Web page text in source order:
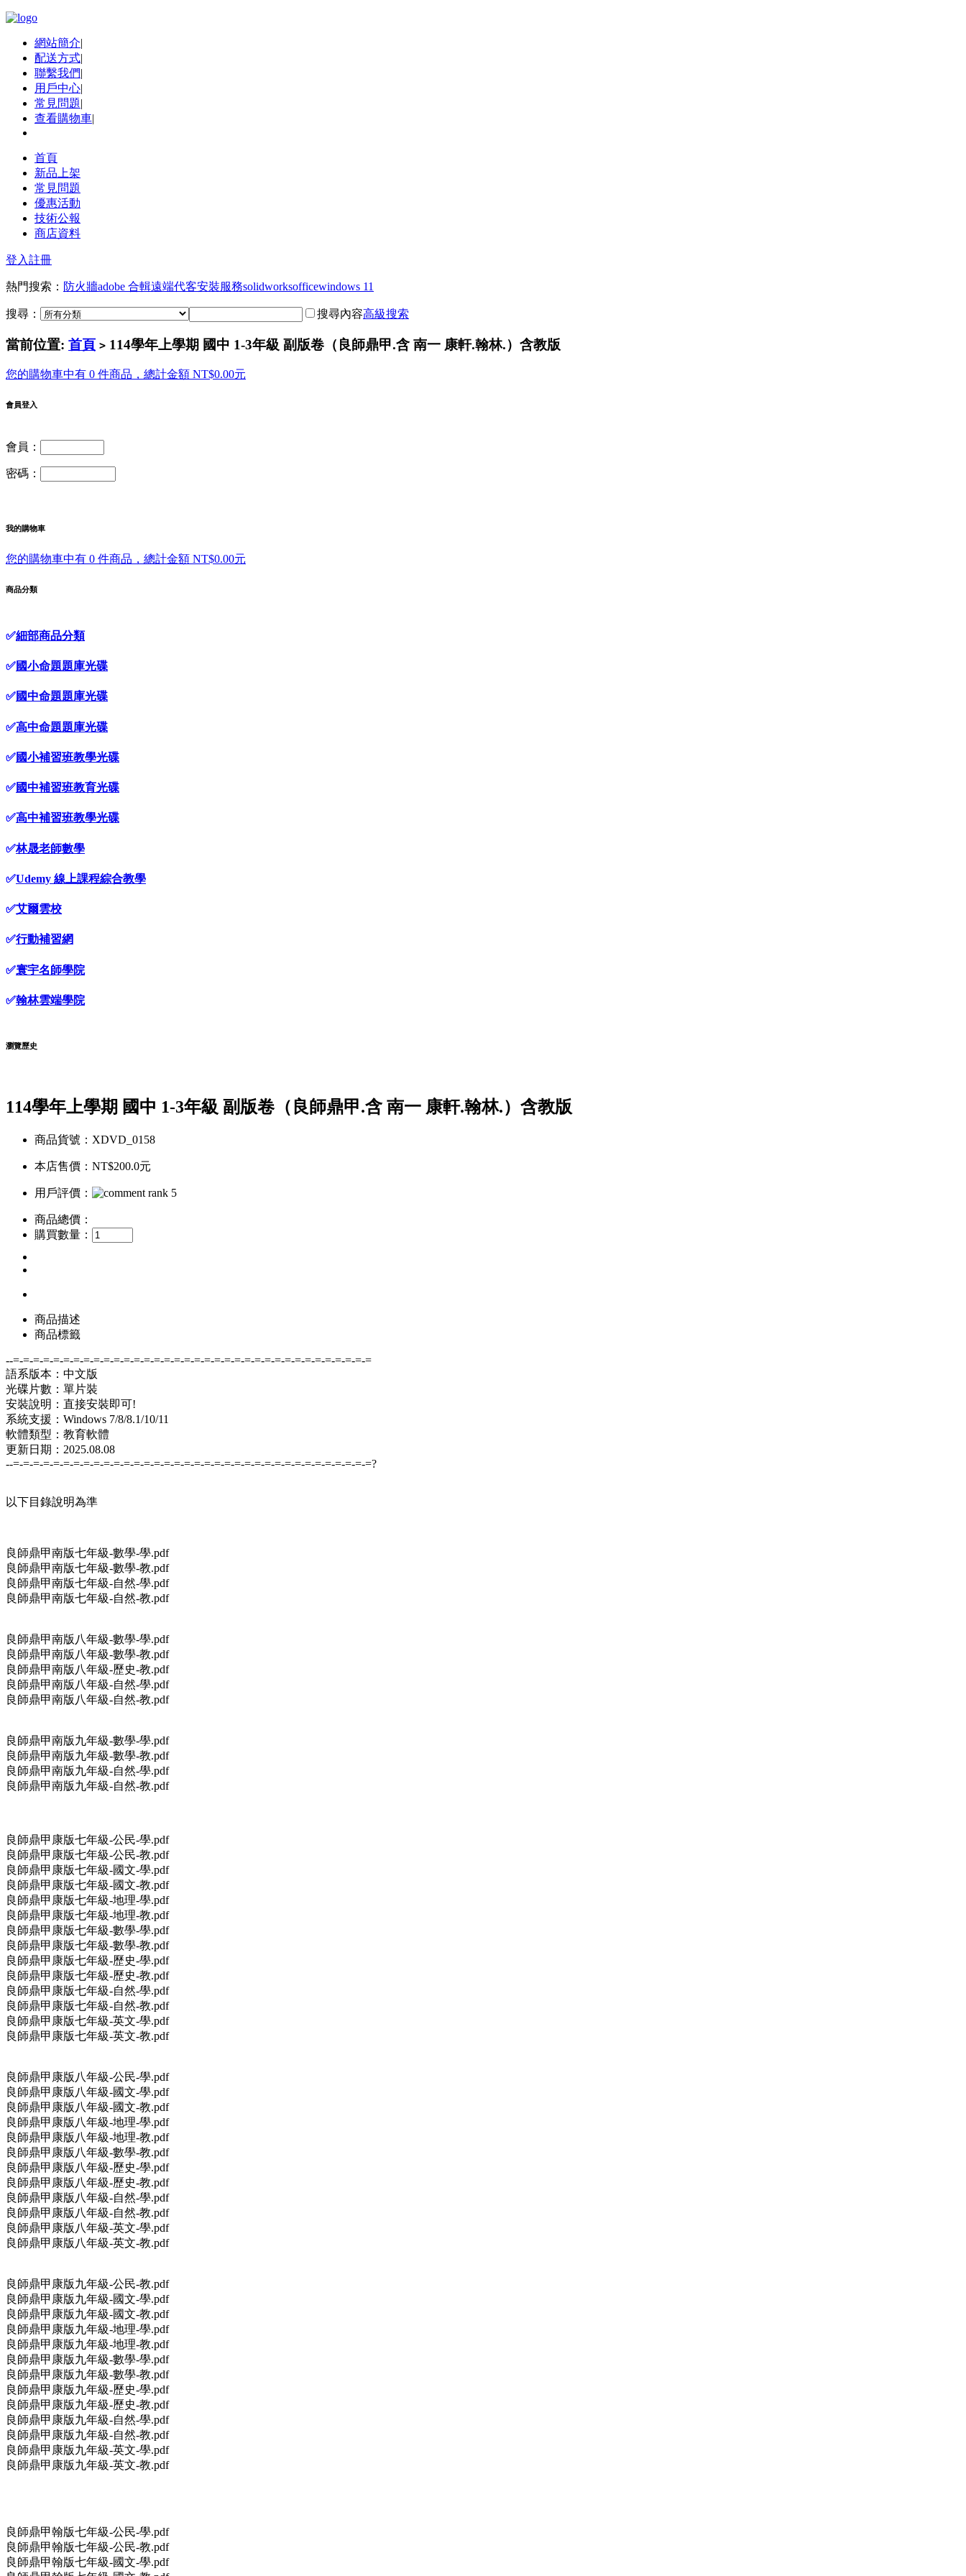
網站簡介|
配送方式|
聯繫我們|
用戶中心|
常見問題|
查看購物車|
首頁
新品上架
常見問題
優惠活動
技術公報
商店資料
登入註冊
熱門搜索： 防火牆adobe 合輯遠端代客安裝服務solidworksofficewindows 11
搜尋： 搜尋內容高級搜索
當前位置: 首頁 > 114學年上學期 國中 1-3年級 副版卷（良師鼎甲.含 南一 康軒.翰林.）含教版
您的購物車中有 0 件商品，總計金額 NT$0.00元
會員登入
會員：
密碼：
我的購物車
您的購物車中有 0 件商品，總計金額 NT$0.00元
商品分類
✅細部商品分類
✅國小命題題庫光碟
✅國中命題題庫光碟
✅高中命題題庫光碟
✅國小補習班教學光碟
✅國中補習班教育光碟
✅高中補習班教學光碟
✅林晟老師數學
✅Udemy 線上課程綜合教學
✅艾爾雲校
✅行動補習網
✅寰宇名師學院
✅翰林雲端學院
瀏覽歷史
114學年上學期 國中 1-3年級 副版卷（良師鼎甲.含 南一 康軒.翰林.）含教版
商品貨號：XDVD_0158
本店售價： NT$200.0元
用戶評價：
商品總價：
購買數量：
商品描述
商品標籤
--=-=-=-=-=-=-=-=-=-=-=-=-=-=-=-=-=-=-=-=-=-=-=-=-=-=-=-=-=-=-=-=-=-=-=-=
語系版本：中文版
光碟片數：單片裝
安裝說明：直接安裝即可!
系統支援：Windows 7/8/8.1/10/11
軟體類型：教育軟體
更新日期：2025.08.08
--=-=-=-=-=-=-=-=-=-=-=-=-=-=-=-=-=-=-=-=-=-=-=-=-=-=-=-=-=-=-=-=-=-=-=-=?
以下目錄說明為準
良師鼎甲南版七年級-數學-學.pdf
良師鼎甲南版七年級-數學-教.pdf
良師鼎甲南版七年級-自然-學.pdf
良師鼎甲南版七年級-自然-教.pdf
良師鼎甲南版八年級-數學-學.pdf
良師鼎甲南版八年級-數學-教.pdf
良師鼎甲南版八年級-歷史-教.pdf
良師鼎甲南版八年級-自然-學.pdf
良師鼎甲南版八年級-自然-教.pdf
良師鼎甲南版九年級-數學-學.pdf
良師鼎甲南版九年級-數學-教.pdf
良師鼎甲南版九年級-自然-學.pdf
良師鼎甲南版九年級-自然-教.pdf
良師鼎甲康版七年級-公民-學.pdf
良師鼎甲康版七年級-公民-教.pdf
良師鼎甲康版七年級-國文-學.pdf
良師鼎甲康版七年級-國文-教.pdf
良師鼎甲康版七年級-地理-學.pdf
良師鼎甲康版七年級-地理-教.pdf
良師鼎甲康版七年級-數學-學.pdf
良師鼎甲康版七年級-數學-教.pdf
良師鼎甲康版七年級-歷史-學.pdf
良師鼎甲康版七年級-歷史-教.pdf
良師鼎甲康版七年級-自然-學.pdf
良師鼎甲康版七年級-自然-教.pdf
良師鼎甲康版七年級-英文-學.pdf
良師鼎甲康版七年級-英文-教.pdf
良師鼎甲康版八年級-公民-學.pdf
良師鼎甲康版八年級-國文-學.pdf
良師鼎甲康版八年級-國文-教.pdf
良師鼎甲康版八年級-地理-學.pdf
良師鼎甲康版八年級-地理-教.pdf
良師鼎甲康版八年級-數學-教.pdf
良師鼎甲康版八年級-歷史-學.pdf
良師鼎甲康版八年級-歷史-教.pdf
良師鼎甲康版八年級-自然-學.pdf
良師鼎甲康版八年級-自然-教.pdf
良師鼎甲康版八年級-英文-學.pdf
良師鼎甲康版八年級-英文-教.pdf
良師鼎甲康版九年級-公民-教.pdf
良師鼎甲康版九年級-國文-學.pdf
良師鼎甲康版九年級-國文-教.pdf
良師鼎甲康版九年級-地理-學.pdf
良師鼎甲康版九年級-地理-教.pdf
良師鼎甲康版九年級-數學-學.pdf
良師鼎甲康版九年級-數學-教.pdf
良師鼎甲康版九年級-歷史-學.pdf
良師鼎甲康版九年級-歷史-教.pdf
良師鼎甲康版九年級-自然-學.pdf
良師鼎甲康版九年級-自然-教.pdf
良師鼎甲康版九年級-英文-學.pdf
良師鼎甲康版九年級-英文-教.pdf
良師鼎甲翰版七年級-公民-學.pdf
良師鼎甲翰版七年級-公民-教.pdf
良師鼎甲翰版七年級-國文-學.pdf